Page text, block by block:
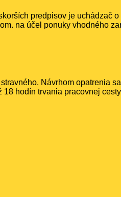
predpisov je uchádzač
na účel ponuky vhodného
Návrhom opatrenia
hodín trvania pracovnej